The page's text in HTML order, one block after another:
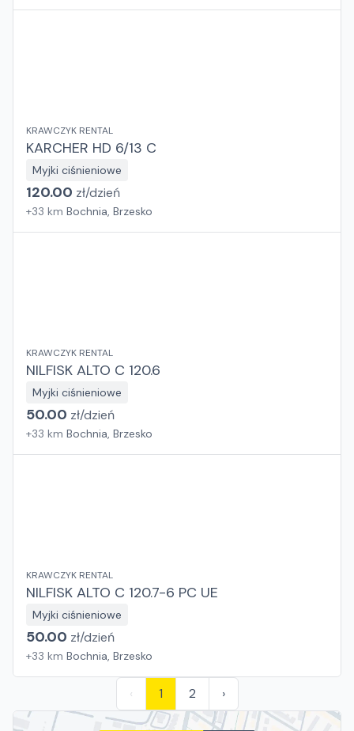
KRAWCZYK RENTAL
KARCHER HD 6/13 C
Myjki ciśnieniowe
120.00 zł/dzień
+33 km Bochnia, Brzesko
KRAWCZYK RENTAL
NILFISK ALTO C 120.6
Myjki ciśnieniowe
50.00 zł/dzień
+33 km Bochnia, Brzesko
KRAWCZYK RENTAL
NILFISK ALTO C 120.7-6 PC UE
Myjki ciśnieniowe
50.00 zł/dzień
+33 km Bochnia, Brzesko
‹ 1 2 ›